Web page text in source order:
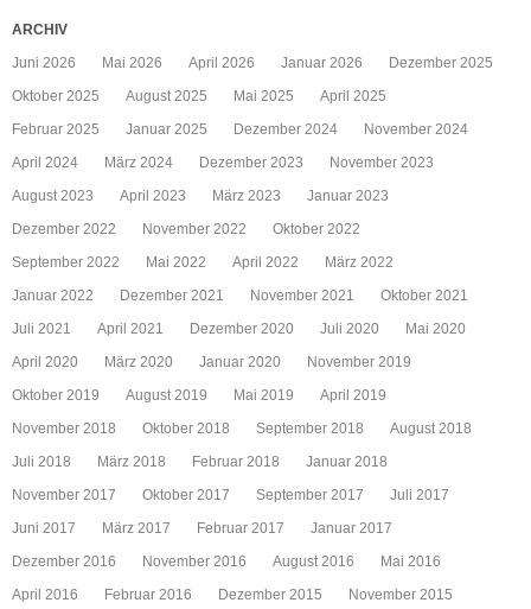
ARCHIV
Juni 2026
Mai 2026 April 2026 Januar 2026
Dezember 2025
Oktober 2025
August 2025 Mai 2025
April 2025
Februar 2025
Januar 2025 Dezember 2024
November 2024
April 2024
März 2024 Dezember 2023
November 2023
August 2023
April 2023 März 2023
Januar 2023
Dezember 2022
November 2022
Oktober 2022
September 2022
Mai 2022 April 2022
März 2022
Januar 2022
Dezember 2021 November 2021
Oktober 2021
Juli 2021
April 2021 Dezember 2020 Juli 2020
Mai 2020
April 2020
März 2020 Januar 2020
November 2019
Oktober 2019
August 2019 Mai 2019
April 2019
November 2018
Oktober 2018 September 2018
August 2018
Juli 2018
März 2018 Februar 2018
Januar 2018
November 2017
Oktober 2017 September 2017
Juli 2017
Juni 2017
März 2017 Februar 2017
Januar 2017
Dezember 2016
November 2016 August 2016
Mai 2016
April 2016
Februar 2016 Dezember 2015 November 2015